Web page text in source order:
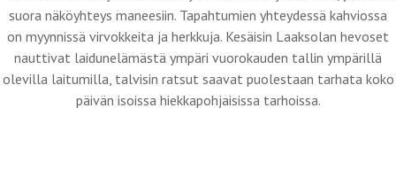
suora näköyhteys maneesiin. Tapahtumien yhteydessä kahviossa
on myynnissä virvokkeita ja herkkuja. Kesäisin Laaksolan hevoset
nauttivat laidunelämästä ympäri vuorokauden tallin ympärillä
olevilla laitumilla, talvisin ratsut saavat puolestaan tarhata koko
päivän isoissa hiekkapohjaisissa tarhoissa.